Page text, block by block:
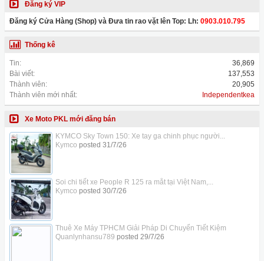
Đăng ký VIP
Đăng ký Cửa Hàng (Shop) và Đưa tin rao vặt lên Top: Lh: 0903.010.795
Thống kê
Tin:
36,869
Bài viết:
137,553
Thành viên:
20,905
Thành viên mới nhất:
Independentkea
Xe Moto PKL mới đăng bán
KYMCO Sky Town 150: Xe tay ga chinh phục người...
Kymco posted 31/7/26
Soi chi tiết xe People R 125 ra mắt tại Việt Nam,...
Kymco posted 30/7/26
Thuê Xe Máy TPHCM Giải Pháp Di Chuyển Tiết Kiệm
Quanlynhansu789 posted 29/7/26